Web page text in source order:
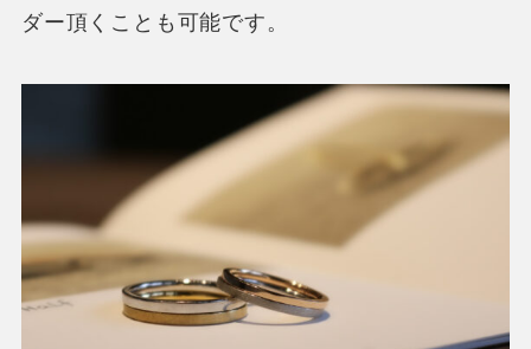
ダー頂くことも可能です。